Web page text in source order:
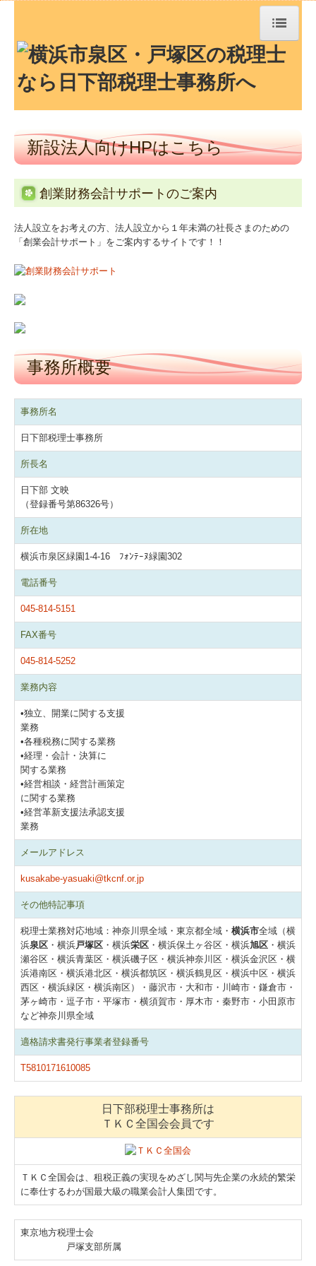
トップページ
社長メニューASP版
経営者お役立ち情報
お知らせ
事務所紹介
業務案内
セミナー案内
よくある質問
料金について
関連リンク
リンク集
お問合せ
補助金・助成金・融資情報
関与先向け融資商品ご紹介
戦略財務情報システム
継続MASシステム
戦略販売・購買情報システム
戦略給与情報システム
建設業用会計情報DB
新設法人向けHPはこちら
お客様の声
無料電話相談
中小企業応援ブログ
求人情報
新設法人向けHPはこちら
創業財務会計サポートのご案内
法人設立をお考えの方、法人設立から１年未満の社長さまのための
「創業会計サポート」をご案内するサイトです！！
事務所概要
事務所名
日下部税理士事務所
所長名
日下部 文映
（登録番号第86326号）
所在地
横浜市泉区緑園1-4-16 ﾌｫﾝﾃｰﾇ緑園302
電話番号
045-814-5151
FAX番号
045-814-5252
業務内容
•独立、開業に関する支援
業務
•各種税務に関する業務
•経理・会計・決算に
関する業務
•経営相談・経営計画策定
に関する業務
•経営革新支援法承認支援
業務
メールアドレス
kusakabe-yasuaki@tkcnf.or.jp
その他特記事項
税理士業務対応地域：神奈川県全域・東京都全域・ 横浜市全域（横
浜泉区 ・横浜戸塚区 ・横浜栄区 ・横浜保土ヶ谷区・横浜旭区 ・横浜
瀬谷区・横浜青葉区・横浜磯子区・横浜神奈川区・横浜金沢区・横
浜港南区・横浜港北区・横浜都筑区・横浜鶴見区・横浜中区・横浜
西区・横浜緑区・横浜南区）・藤沢市・大和市・川崎市・鎌倉市・
茅ヶ崎市・逗子市・平塚市・横須賀市・厚木市・秦野市・小田原市
など神奈川県全域
適格請求書発行事業者登録番号
T5810171610085
日下部税理士事務所は
ＴＫＣ全国会会員です
ＴＫＣ全国会は、租税正義の実現をめざし関与先企業の永続的繁栄
に奉仕するわが国最大級の職業会計人集団です。
東京地方税理士会
戸塚支部所属